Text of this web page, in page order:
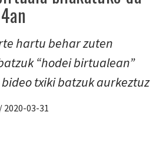
hartu behar zuten
“hodei birtualean”
txiki batzuk aurkeztuz
/ 2020-03-31